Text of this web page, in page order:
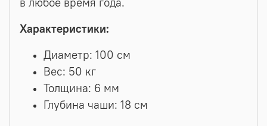
Характеристики:
Диаметр: 100 см
Вес: 50 кг
Толщина: 6 мм
Глубина чаши: 18 см